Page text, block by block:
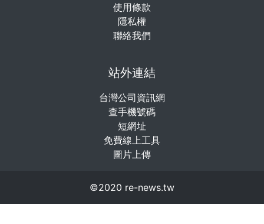
使用條款
隱私權
聯絡我們
站外連結
台灣公司資訊網
查手機號碼
短網址
免費線上工具
圖片上傳
©2020 re-news.tw